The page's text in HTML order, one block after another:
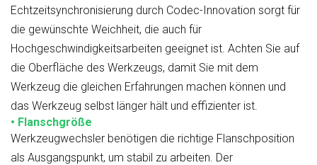
Echtzeitsynchronisierung durch Codec-Innovation sorgt für
die gewünschte Weichheit, die auch für
Hochgeschwindigkeitsarbeiten geeignet ist. Achten Sie auf
die Oberfläche des Werkzeugs, damit Sie mit dem
Werkzeug die gleichen Erfahrungen machen können und
das Werkzeug selbst länger hält und effizienter ist.
• Flanschgröße
Werkzeugwechsler benötigen die richtige Flanschposition
als Ausgangspunkt, um stabil zu arbeiten. Der